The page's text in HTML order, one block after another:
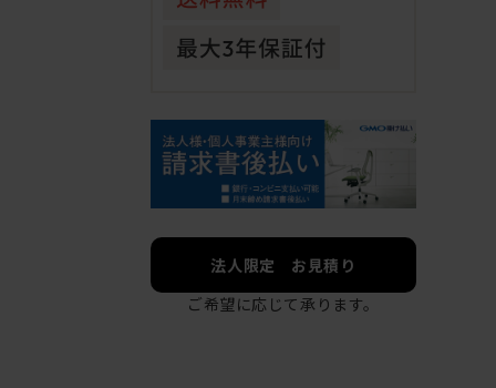
法人限定 お見積り
ご希望に応じて承ります。